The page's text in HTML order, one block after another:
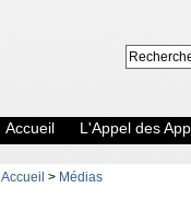
Accueil L'Appel des
Accueil > Médias